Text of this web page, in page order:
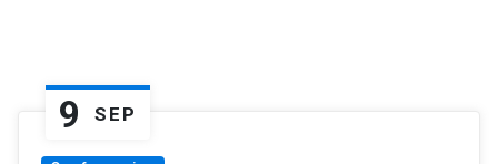
9 SEP